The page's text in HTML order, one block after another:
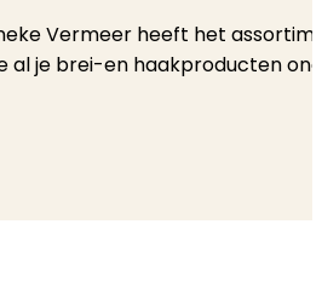
Vermeer heeft het
al je brei-en haakproducten